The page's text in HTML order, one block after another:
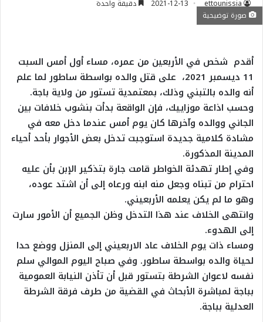
ettounissia
2021-12-13
دقيقة واحدة
صورة توضيحية
أقدم شخص في الأربعين من عمره، مساء أول أمس السبت
11 ديسمبر 2021، على قتل والده بواسطة ساطور لما علم
أنه والده بالتبني وذلك، بمعتمدية تستور من ولاية باجة.
وحسب اذاعة موزاييك، فإن الواقعة بدأت بنشوب خلافات بين
الجاني ووالده وآخرها كان يوم أمس عندما دخل معه في
مشادة كلامية جديدة استوجبت تدخل بعض الأجوار بأحد أحياء
المدينة المذكورة.
وفي إطار تهدئة الخواطر قامت جارة بتذكير الإبن بأن عليه
احترام من تبناه وجعل منه ابنه ورعاه إلى أن اشتد عوده،
وهو ما لم يكن يعلمه الأربعيني.
وانتهى الخلاف عند هذا التدخل وظن الجميع أن الأمور سارت
إلى الهدوء.
ومساء ذات يوم الخلاف عاد الاربعيني إلى المنزل ووضع حدا
لحياة والده بواسطة ساطور. وفي صباح اليوم الموالي سلم
نفسه لاعوان الشرطة بتستور قبل أن تأذن النيابة العمومية
بباجة لمباشرة الأبحاث في القضية من طرف فرقة الشرطة
العدلية بباجة.